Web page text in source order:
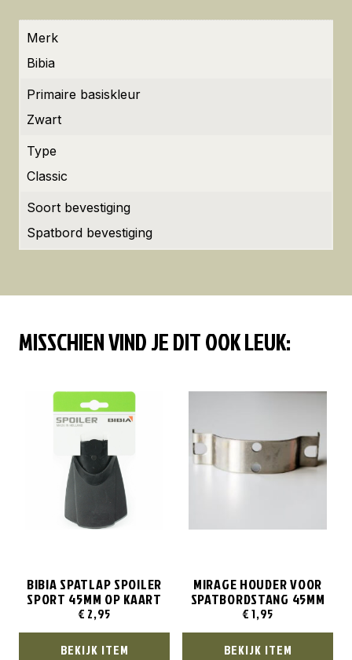
Merk
Bibia
Primaire basiskleur
Zwart
Type
Classic
Soort bevestiging
Spatbord bevestiging
MISSCHIEN VIND JE DIT OOK LEUK:
BIBIA SPATLAP SPOILER
SPORT 45MM OP KAART
€ 2,95
BEKIJK ITEM
MIRAGE HOUDER VOOR
SPATBORDSTANG 45MM
€1,95
BEKIJK ITEM